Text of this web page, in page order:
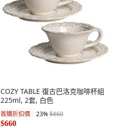
COZY TABLE 復古巴洛克咖啡杯組
225ml, 2套, 白色
首購折扣價 23%$860
$660